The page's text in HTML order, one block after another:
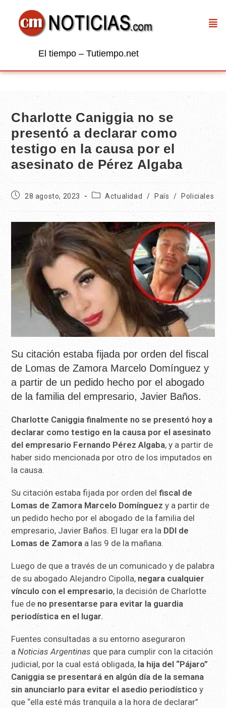
El tiempo – Tutiempo.net
Charlotte Caniggia no se
presentó a declarar como
testigo en la causa por el
asesinato de Pérez Algaba
28 agosto, 2023 Actualidad / País / Policiales
Su citación estaba fijada por orden del fiscal
de Lomas de Zamora Marcelo Domínguez y
a partir de un pedido hecho por el abogado
de la familia del empresario, Javier Baños.
Charlotte Caniggia finalmente no se presentó hoy a
declarar como testigo en la causa por el asesinato
del empresario Fernando Pérez Algaba, y a partir de
haber sido mencionada por otro de los imputados en
la causa.
Su citación estaba fijada por orden del fiscal de
Lomas de Zamora Marcelo Domínguez y a partir de
un pedido hecho por el abogado de la familia del
empresario, Javier Baños. El lugar era la DDI de
Lomas de Zamora a las 9 de la mañana.
Luego de que a través de un comunicado y de palabra
de su abogado Alejandro Cipolla, negara cualquier
vínculo con el empresario, la decisión de Charlotte
fue de no presentarse para evitar la guardia
periodística en el lugar.
Fuentes consultadas a su entorno aseguraron
aNoticias Argentinas que para cumplir con la citación
judicial, por la cual está obligada, la hija del “Pájaro”
Caniggia se presentará en algún día de la semana
sin anunciarlo para evitar el asedio periodístico y
que “ella esté más tranquila a la hora de declarar”